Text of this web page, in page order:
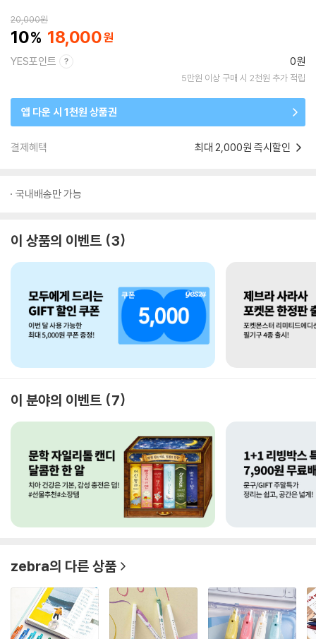
20,000원
10 18,000
YES포인트 0원
5만원 이상 구매 시 2천원 추가 적립
앱 다운 시 1천원 상품권
결제혜택 최대 2,000원 즉시할인
국내배송만 가능
이 상품의 이벤트 3
이 분야의 이벤트 7
zebra의 다른 상품